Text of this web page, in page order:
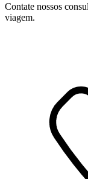
Contate nossos
viagem.